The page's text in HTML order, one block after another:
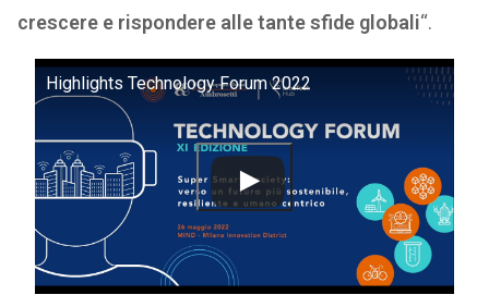
crescere e rispondere alle tante sfide globali“.
Highlights Technology Forum 2022